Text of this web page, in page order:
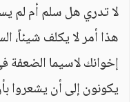
لا تدري هل سلم أم لم
هذا أمر لا يكلف شيئاً،
إخوانك لاسيما الضعفة
يكونون إلى أن يشعروا